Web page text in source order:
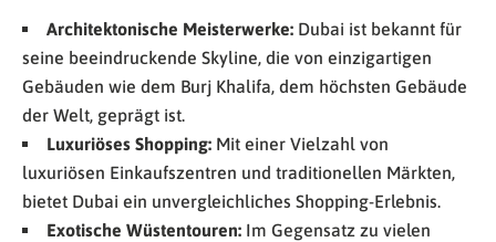
Architektonische Meisterwerke: Dubai ist bekannt für
seine beeindruckende Skyline, die von einzigartigen
Gebäuden wie dem Burj Khalifa, dem höchsten Gebäude
der Welt, geprägt ist.
Luxuriöses Shopping: Mit einer Vielzahl von
luxuriösen Einkaufszentren und traditionellen Märkten,
bietet Dubai ein unvergleichliches Shopping-Erlebnis.
Exotische Wüstentouren: Im Gegensatz zu vielen